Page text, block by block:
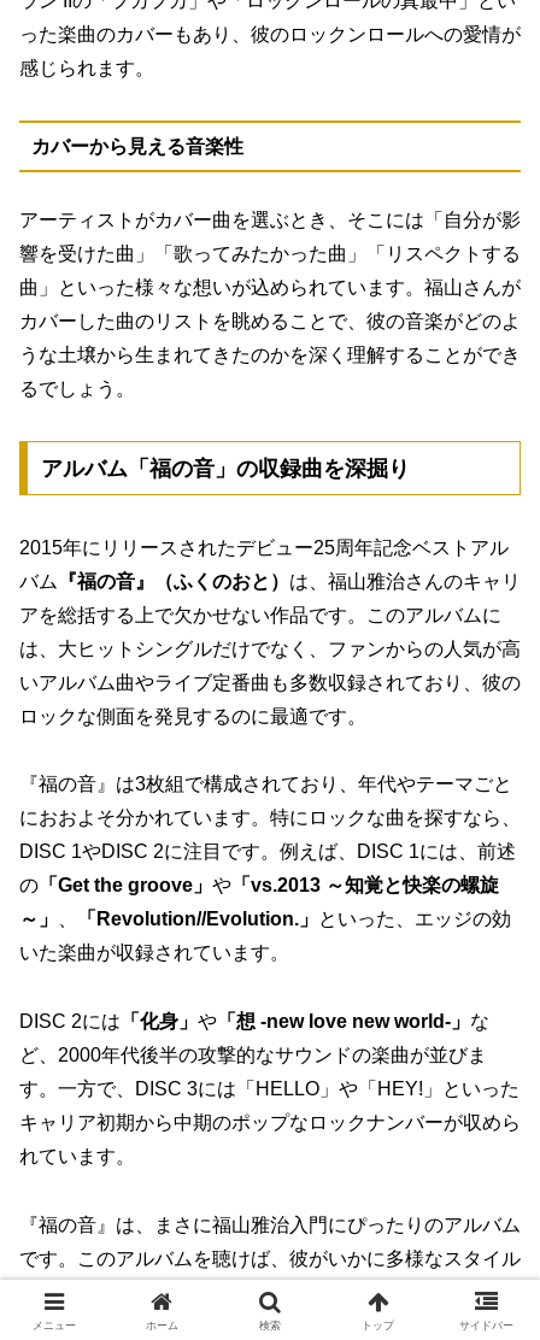
った楽曲のカバーもあり、彼のロックンロールへの愛情が
感じられます。
カバーから見える音楽性
アーティストがカバー曲を選ぶとき、そこには「自分が影
響を受けた曲」「歌ってみたかった曲」「リスペクトする
曲」といった様々な想いが込められています。福山さんが
カバーした曲のリストを眺めることで、彼の音楽がどのよ
うな土壌から生まれてきたのかを深く理解することができ
るでしょう。
アルバム「福の音」の収録曲を深掘り
2015年にリリースされたデビュー25周年記念ベストアル
バム
『福の音』（ふくのおと） は、福山雅治さんのキャリ
アを総括する上で欠かせない作品です。このアルバムに
は、大ヒットシングルだけでなく、ファンからの人気が高
いアルバム曲やライブ定番曲も多数収録されており、彼の
ロックな側面を発見するのに最適です。
『福の音』は3枚組で構成されており、年代やテーマごと
におおよそ分かれています。特にロックな曲を探すなら、
DISC 1やDISC 2に注目です。例えば、DISC 1には、前述
の 「Get the groove」 や 「vs.2013 ～知覚と快楽の螺旋
～」
「Revolution//Evolution.」 といった、エッジの効
いた楽曲が収録されています。
DISC 2には 「化身」 や 「想 -new love new world-」 な
ど、2000年代後半の攻撃的なサウンドの楽曲が並びま
す。一方で、DISC 3には「HELLO」や「HEY!」といった
キャリア初期から中期のポップなロックナンバーが収めら
れています。
『福の音』は、まさに福山雅治入門にぴったりのアルバム
です。このアルバムを聴けば、彼がいかに多様なスタイル
の楽曲を作ってきたかが一目瞭然です。もし、まだ聴いた
ことのない曲があれば、そこから新たな「お気に入り」が
メニュー ホーム 検索 トップ サイドバー